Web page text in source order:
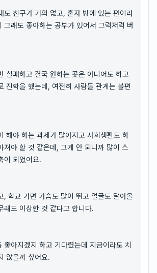
도 친구가 거의 없고, 혼자 방에 있는 편이라
그래도 좋아하는 공부가 있어서 그럭저럭 버
실패하고 결국 원하는 곳은 아니어도 하고
진학을 했는데, 여전히 사람들 관계는 불편
해야 하는 과제가 많아지고 사회생활도 하
져야 할 것 같은데, 그게 안 되니까 많이 스
이 되었어요.
, 학교 가면 가슴도 많이 뛰고 얼굴도 달아올
래도 이상한 것 같다고 합니다.
좋아지겠지 하고 기다렸는데 지금이라도 치
않을까 싶어요.